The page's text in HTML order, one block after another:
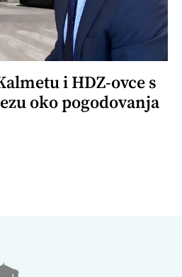
i HDZ-ovce s
oko pogodovanja